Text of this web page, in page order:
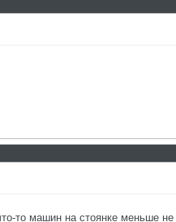
то машин на стоянке меньше